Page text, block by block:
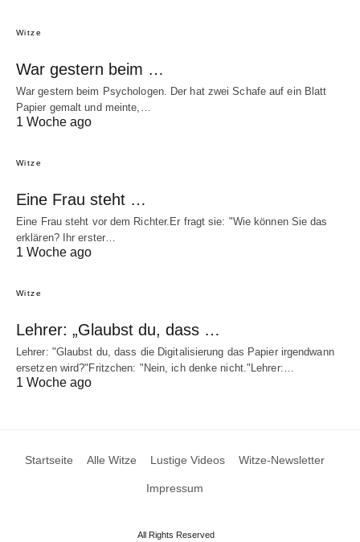
Witze
War gestern beim …
War gestern beim Psychologen. Der hat zwei Schafe auf ein Blatt
Papier gemalt und meinte,…
1 Woche ago
Witze
Eine Frau steht …
Eine Frau steht vor dem Richter.Er fragt sie: "Wie können Sie das
erklären? Ihr erster…
1 Woche ago
Witze
Lehrer: „Glaubst du, dass …
Lehrer: "Glaubst du, dass die Digitalisierung das Papier irgendwann
ersetzen wird?"Fritzchen: "Nein, ich denke nicht."Lehrer:…
1 Woche ago
Startseite Alle Witze Lustige Videos Witze-Newsletter
Impressum
All Rights Reserved